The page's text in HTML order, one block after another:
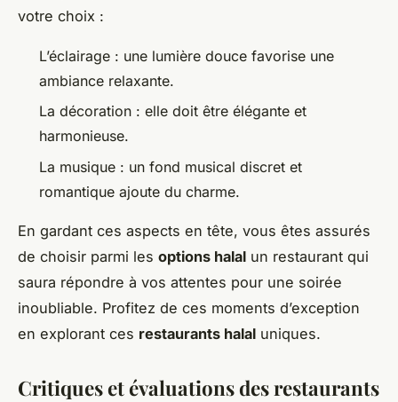
votre choix :
L’éclairage : une lumière douce favorise une
ambiance relaxante.
La décoration : elle doit être élégante et
harmonieuse.
La musique : un fond musical discret et
romantique ajoute du charme.
En gardant ces aspects en tête, vous êtes assurés
de choisir parmi les options halal un restaurant qui
saura répondre à vos attentes pour une soirée
inoubliable. Profitez de ces moments d’exception
en explorant ces restaurants halal uniques.
Critiques et évaluations des restaurants